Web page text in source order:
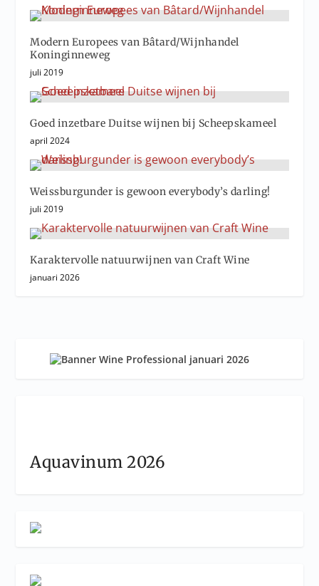
Modern Europees van Bâtard/Wijnhandel
Koninginneweg
juli 2019
Goed inzetbare Duitse wijnen bij Scheepskameel
april 2024
Weissburgunder is gewoon everybody’s darling!
juli 2019
Karaktervolle natuurwijnen van Craft Wine
januari 2026
Aquavinum 2026